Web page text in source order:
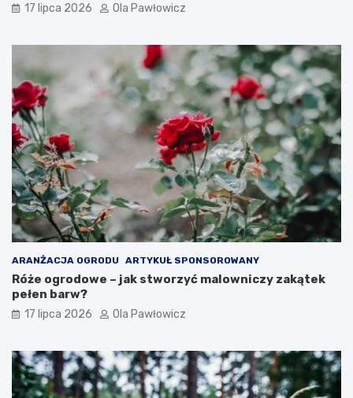
17 lipca 2026 Ola Pawłowicz
ARANŻACJA OGRODU ARTYKUŁ SPONSOROWANY
Róże ogrodowe – jak stworzyć malowniczy zakątek
pełen barw?
17 lipca 2026 Ola Pawłowicz